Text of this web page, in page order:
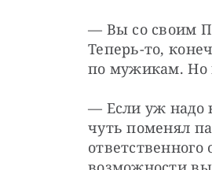
— Вы со своим
Теперь-то,
по мужикам. Но
— Если уж надо
чуть поменял